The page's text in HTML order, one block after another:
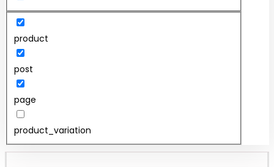
product
post
page
product_variation